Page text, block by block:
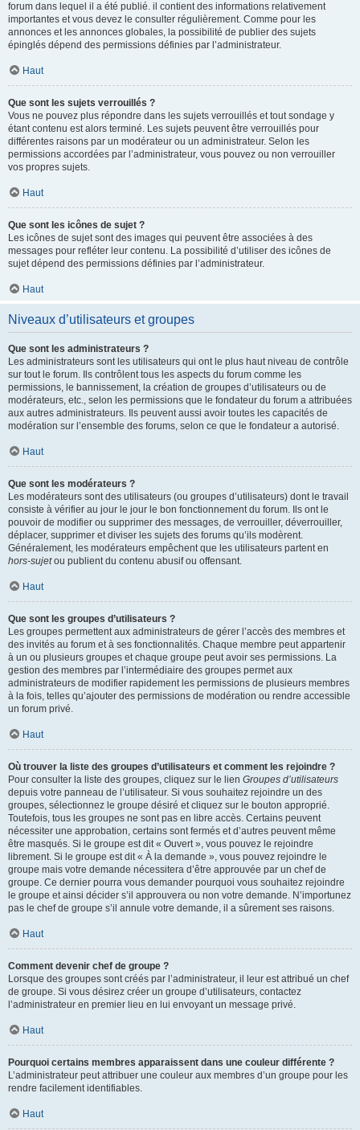
forum dans lequel il a été publié. il contient des informations relativement
importantes et vous devez le consulter régulièrement. Comme pour les
annonces et les annonces globales, la possibilité de publier des sujets
épinglés dépend des permissions définies par l’administrateur.
Haut
Que sont les sujets verrouillés ?
Vous ne pouvez plus répondre dans les sujets verrouillés et tout sondage y
étant contenu est alors terminé. Les sujets peuvent être verrouillés pour
différentes raisons par un modérateur ou un administrateur. Selon les
permissions accordées par l’administrateur, vous pouvez ou non verrouiller
vos propres sujets.
Haut
Que sont les icônes de sujet ?
Les icônes de sujet sont des images qui peuvent être associées à des
messages pour refléter leur contenu. La possibilité d’utiliser des icônes de
sujet dépend des permissions définies par l’administrateur.
Haut
Niveaux d’utilisateurs et groupes
Que sont les administrateurs ?
Les administrateurs sont les utilisateurs qui ont le plus haut niveau de contrôle
sur tout le forum. Ils contrôlent tous les aspects du forum comme les
permissions, le bannissement, la création de groupes d’utilisateurs ou de
modérateurs, etc., selon les permissions que le fondateur du forum a attribuées
aux autres administrateurs. Ils peuvent aussi avoir toutes les capacités de
modération sur l’ensemble des forums, selon ce que le fondateur a autorisé.
Haut
Que sont les modérateurs ?
Les modérateurs sont des utilisateurs (ou groupes d’utilisateurs) dont le travail
consiste à vérifier au jour le jour le bon fonctionnement du forum. Ils ont le
pouvoir de modifier ou supprimer des messages, de verrouiller, déverrouiller,
déplacer, supprimer et diviser les sujets des forums qu’ils modèrent.
Généralement, les modérateurs empêchent que les utilisateurs partent en
hors-sujetou publient du contenu abusif ou offensant.
Haut
Que sont les groupes d’utilisateurs ?
Les groupes permettent aux administrateurs de gérer l’accès des membres et
des invités au forum et à ses fonctionnalités. Chaque membre peut appartenir
à un ou plusieurs groupes et chaque groupe peut avoir ses permissions. La
gestion des membres par l’intermédiaire des groupes permet aux
administrateurs de modifier rapidement les permissions de plusieurs membres
à la fois, telles qu’ajouter des permissions de modération ou rendre accessible
un forum privé.
Haut
Où trouver la liste des groupes d’utilisateurs et comment les rejoindre ?
Pour consulter la liste des groupes, cliquez sur le lien Groupes d’utilisateurs
depuis votre panneau de l’utilisateur. Si vous souhaitez rejoindre un des
groupes, sélectionnez le groupe désiré et cliquez sur le bouton approprié.
Toutefois, tous les groupes ne sont pas en libre accès. Certains peuvent
nécessiter une approbation, certains sont fermés et d’autres peuvent même
être masqués. Si le groupe est dit « Ouvert », vous pouvez le rejoindre
librement. Si le groupe est dit « À la demande », vous pouvez rejoindre le
groupe mais votre demande nécessitera d’être approuvée par un chef de
groupe. Ce dernier pourra vous demander pourquoi vous souhaitez rejoindre
le groupe et ainsi décider s’il approuvera ou non votre demande. N’importunez
pas le chef de groupe s’il annule votre demande, il a sûrement ses raisons.
Haut
Comment devenir chef de groupe ?
Lorsque des groupes sont créés par l’administrateur, il leur est attribué un chef
de groupe. Si vous désirez créer un groupe d’utilisateurs, contactez
l’administrateur en premier lieu en lui envoyant un message privé.
Haut
Pourquoi certains membres apparaissent dans une couleur différente ?
L’administrateur peut attribuer une couleur aux membres d’un groupe pour les
rendre facilement identifiables.
Haut